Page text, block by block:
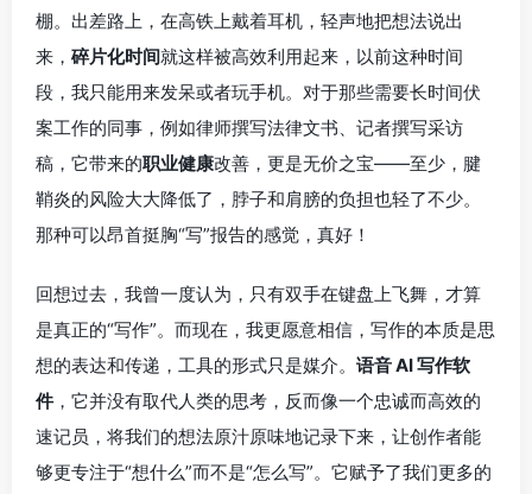
棚。出差路上，在高铁上戴着耳机，轻声地把想法说出
来， 碎片化时间就这样被高效利用起来，以前这种时间
段，我只能用来发呆或者玩手机。对于那些需要长时间伏
案工作的同事，例如律师撰写法律文书、记者撰写采访
稿，它带来的职业健康改善，更是无价之宝——至少，腱
鞘炎的风险大大降低了，脖子和肩膀的负担也轻了不少。
那种可以昂首挺胸“写”报告的感觉，真好！
回想过去，我曾一度认为，只有双手在键盘上飞舞，才算
是真正的“写作”。而现在，我更愿意相信，写作的本质是思
想的表达和传递，工具的形式只是媒介。 语音 AI 写作软
件，它并没有取代人类的思考，反而像一个忠诚而高效的
速记员，将我们的想法原汁原味地记录下来，让创作者能
够更专注于“想什么”而不是“怎么写”。它赋予了我们更多的